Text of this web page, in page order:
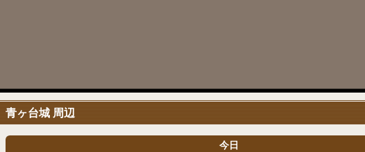
青ヶ台城 周辺
今日